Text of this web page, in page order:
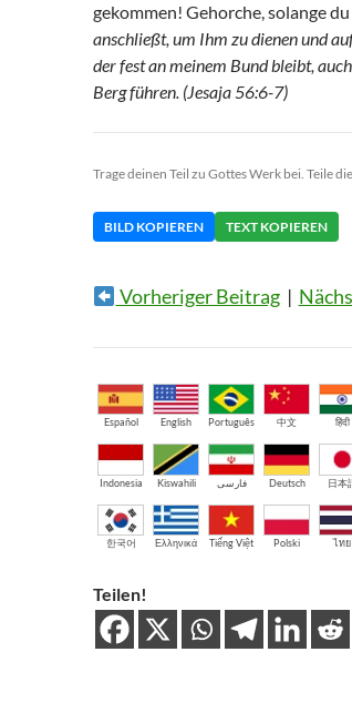
gekommen! Gehorche, solange du
anschließt, um Ihm zu dienen und
der fest an meinem Bund bleibt,
Berg führen. (Jesaja 56:6-7)
Trage deinen Teil zu Gottes Werk bei. Teile
BILD KOPIEREN TEXT KOPIEREN
Vorheriger Beitrag|
Español English Português 中文 हिंदी
Indonesia Kiswahili فارسی Deutsch 日本
한국어 Ελληνικά Tiếng Việt Polski ไทย
Teilen!